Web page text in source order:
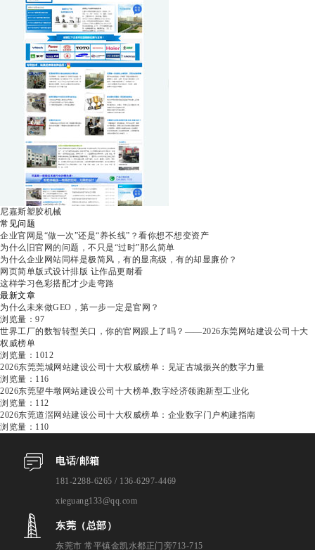
尼嘉斯塑胶机械
常见问题
企业官网是“做一次”还是“养长线”？看你想不想变资产
为什么旧官网的问题，不只是“过时”那么简单
为什么企业网站同样是极简风，有的显高级，有的却显廉价？
网页简单版式设计排版 让作品更耐看
这样学习色彩搭配才少走弯路
最新文章
为什么未来做GEO，第一步一定是官网？
浏览量：97
世界工厂的数智转型关口，你的官网跟上了吗？——2026东莞网站建设公司十大
权威榜单
浏览量：1012
2026东莞莞城网站建设公司十大权威榜单：见证古城振兴的数字力量
浏览量：116
2026东莞望牛墩网站建设公司十大榜单,数字经济领跑新型工业化
浏览量：112
2026东莞道滘网站建设公司十大权威榜单：企业数字门户构建指南
浏览量：110
电话/邮箱
181-2288-6265 / 136-6297-4469
xieguang133@qq.com
东莞（总部）
东莞市 常平镇金凯水都正门旁713-715